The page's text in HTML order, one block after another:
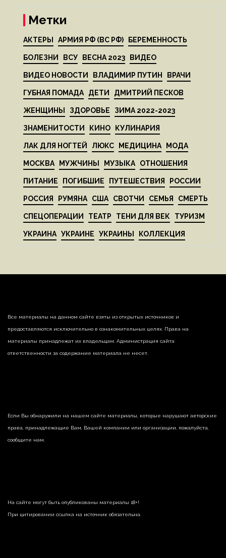
Метки
АКТЕРЫ АРМИЯ РФ (ВС РФ) БЕРЕМЕННОСТЬ
БОЛЕЗНИ ВСУ ВЕСНА 2023 ВИДЕО
ВИДЕО НОВОСТИ ВЛАДИМИР ПУТИН ВРАЧИ
ГУБНАЯ ПОМАДА ДЕТИ ДМИТРИЙ ПЕСКОВ
ЖЕНЩИНЫ ЗДОРОВЬЕ ЗИМА 2022-2023
ЗНАМЕНИТОСТИ КИНО КУЛИНАРИЯ
ЛАК ДЛЯ НОГТЕЙ ЛЮКС МЕДИЦИНА МОДА
МОСКВА МУЖЧИНЫ МУЗЫКА ОТНОШЕНИЯ
ПИТАНИЕ ПОГИБШИЕ ПУТЕШЕСТВИЯ РОССИИ
РОССИЯ РУМЯНА США СВОТЧИ СЕМЬЯ СМЕРТЬ
СПЕЦОПЕРАЦИИ ТЕАТР ТЕНИ ДЛЯ ВЕК ТУРИЗМ
УКРАИНА УКРАИНЕ УКРАИНЫ КОЛЛЕКЦИЯ
Все материалы на данном сайте взяты из открытых источников и
предоставляются исключительно в ознакомительных целях. Права на
материалы принадлежат их владельцам. Администрация сайта
ответственности за содержание материала не несет.
Если Вы обнаружили на нашем сайте материалы, которые нарушают авторские
права, принадлежащие Вам, Вашей компании или организации, пожалуйста,
сообщите нам.
На сайте могут быть опубликованы материалы 18+!
При цитировании ссылка на источник обязательна.